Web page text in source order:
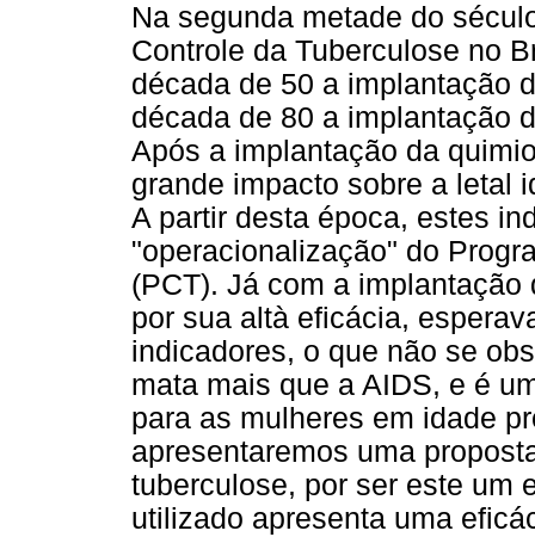
Na segunda metade do
Controle da Tuberculose no
década de 50 a implantação
década de 80 a implantação
Após a implantação da
grande impacto sobre a letal
A partir desta época, estes
"operacionalização" do
(PCT). Já com a
por sua altà eficácia,
indicadores, o que não se
mata mais que a AIDS, e é
para as mulheres em idade
apresentaremos uma
tuberculose, por ser este um
utilizado apresenta uma